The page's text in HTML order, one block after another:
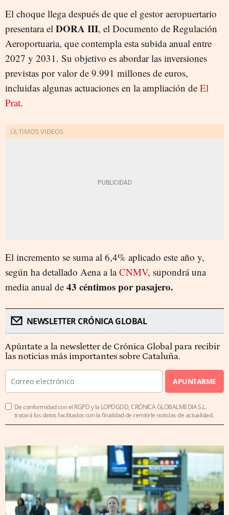
El choque llega después de que el gestor aeropuertario
presentara el DORA III, el Documento de Regulación
Aeroportuaria, que contempla esta subida anual entre
2027 y 2031. Su objetivo es abordar las inversiones
previstas por valor de 9.991 millones de euros,
incluidas algunas actuaciones en la ampliación de El
Prat.
El incremento se suma al 6,4% aplicado este año y,
según ha detallado Aena a laCNMV, supondrá una
media anual de 43 céntimos por pasajero.
NEWSLETTER CRÓNICA GLOBAL
Apúntate a la newsletter de Crónica Global para recibir
las noticias más importantes sobre Cataluña.
APUNTARME
De conformidad con el RGPD y la LOPDGDD, CRÓNICA GLOBALMEDIA S.L.
tratará los datos facilitados con la finalidad de remitirle noticias de actualidad.